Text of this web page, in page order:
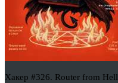
Хакер #326. Router from Hell